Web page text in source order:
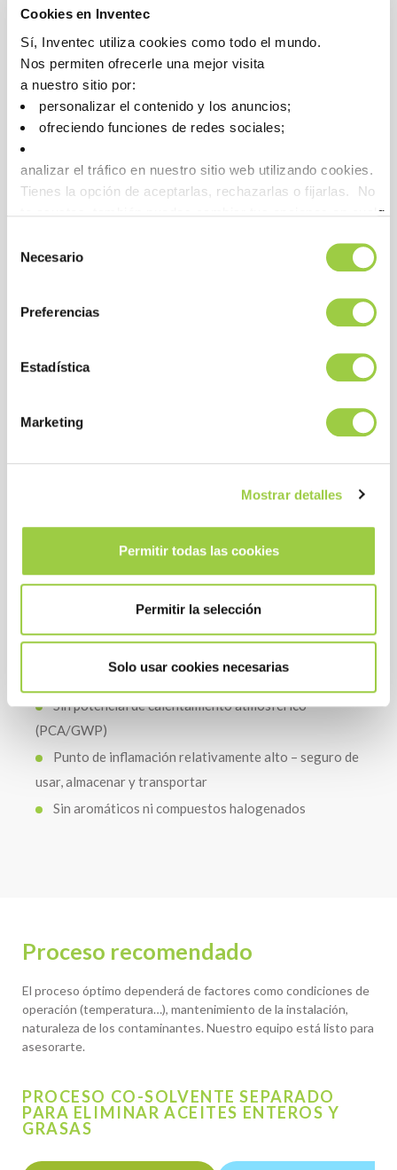
Cookies en Inventec
Sí, Inventec utiliza cookies como todo el mundo.
Nos permiten ofrecerle una mejor visita
a nuestro sitio por:
personalizar el contenido y los anuncios;
ofreciendo funciones de redes sociales;
analizar el tráfico en nuestro sitio web utilizando cookies.
Tienes la opción de aceptarlas, rechazarlas o fijarlas. No
te asustes, también puedes cambiar tus opciones en
Necesario
Preferencias
Estadística
Marketing
Mostrar detalles
Permitir todas las cookies
Permitir la selección
Solo usar cookies necesarias
Beneficios
RENDIMIENTO
Muy baja tensión superficial para permitir una
limpieza excelente en espacios geométricos complejos
Resalta el efecto de brillo en aleaciones y metales
COSTE
producción
Sin consumo de agua y sin necesidad de tratamiento
de aguas residuales
Sin potencial de calentamiento atmosférico
(PCA/GWP)
Punto de inflamación relativamente alto – seguro de
usar, almacenar y transportar
Sin aromáticos ni compuestos halogenados
Proceso recomendado
El proceso óptimo dependerá de factores como condiciones de
operación (temperatura…), mantenimiento de la instalación,
naturaleza de los contaminantes. Nuestro equipo está listo para
asesorarte.
PROCESO CO-SOLVENTE SEPARADO
PARA ELIMINAR ACEITES ENTEROS Y
GRASAS